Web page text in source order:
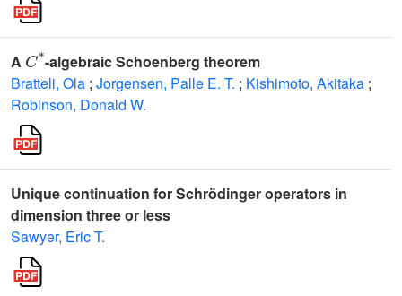
A
*
-algebraic Schoenberg theorem
Bratteli, Ola ; Jorgensen, Palle E. T. ; Kishimoto, Akitaka ;
Robinson, Donald W.
Unique continuation for Schrödinger operators in
dimension three or less
Sawyer, Eric T.